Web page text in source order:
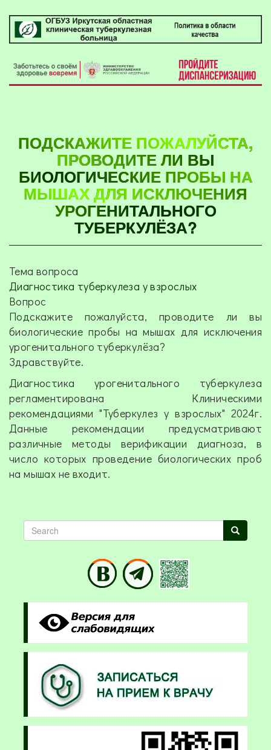
ПОДСКАЖИТЕ ПОЖАЛУЙСТА,
ПРОВОДИТЕ ЛИ ВЫ
БИОЛОГИЧЕСКИЕ ПРОБЫ НА
МЫШАХ ДЛЯ ИСКЛЮЧЕНИЯ
УРОГЕНИТАЛЬНОГО
ТУБЕРКУЛЁЗА?
Тема вопроса
Диагностика туберкулеза у взрослых
Вопрос
Подскажите пожалуйста, проводите ли вы
биологические пробы на мышах для исключения
урогенитального туберкулёза?
Здравствуйте.
Диагностика урогенитального туберкулеза
регламентирована Клиническими
рекомендациями "Туберкулез у взрослых" 2024г.
Данные рекомендации предусматривают
различные методы верификации диагноза, в
число которых проведение биологических проб
на мышах не входит.
Search Search